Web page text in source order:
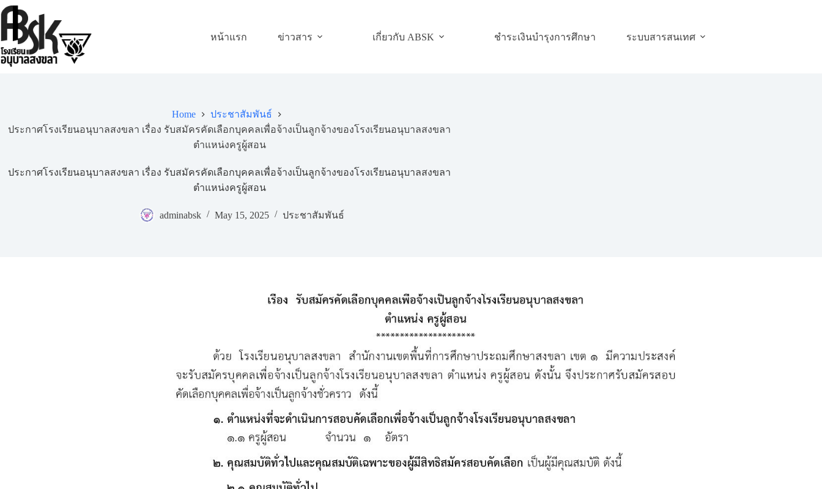
หน้าแรก ข่าวสาร เกี่ยวกับ ABSK ชำระเงินบำรุงการศึกษา ระบบสารสนเทศ
Home
ประชาสัมพันธ์
ประกาศโรงเรียนอนุบาลสงขลา เรื่อง รับสมัครคัดเลือกบุคคลเพื่อจ้างเป็นลูกจ้างของโรงเรียนอนุบาลสงขลา
ตำแหน่งครูผู้สอน
ประกาศโรงเรียนอนุบาลสงขลา เรื่อง รับสมัครคัดเลือกบุคคลเพื่อจ้างเป็นลูกจ้างของโรงเรียนอนุบาลสงขลา
ตำแหน่งครูผู้สอน
adminabsk May 15, 2025 ประชาสัมพันธ์